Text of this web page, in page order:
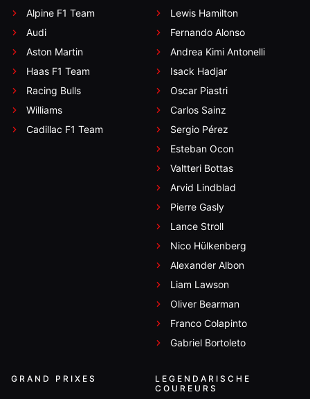
Alpine F1 Team
Audi
Aston Martin
Haas F1 Team
Racing Bulls
Williams
Cadillac F1 Team
Lewis Hamilton
Fernando Alonso
Andrea Kimi Antonelli
Isack Hadjar
Oscar Piastri
Carlos Sainz
Sergio Pérez
Esteban Ocon
Valtteri Bottas
Arvid Lindblad
Pierre Gasly
Lance Stroll
Nico Hülkenberg
Alexander Albon
Liam Lawson
Oliver Bearman
Franco Colapinto
Gabriel Bortoleto
GRAND PRIXES
LEGENDARISCHE
COUREURS